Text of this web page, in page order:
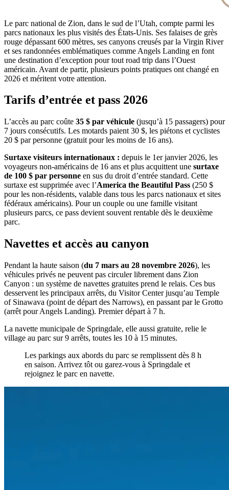
Le parc national de Zion, dans le sud de l’Utah, compte parmi les
parcs nationaux les plus visités des États-Unis. Ses falaises de grès
rouge dépassant 600 mètres, ses canyons creusés par la Virgin River
et ses randonnées emblématiques comme Angels Landing en font
une destination d’exception pour tout road trip dans l’Ouest
américain. Avant de partir, plusieurs points pratiques ont changé en
2026 et méritent votre attention.
Tarifs d’entrée et pass 2026
L’accès au parc coûte 35 $ par véhicule (jusqu’à 15 passagers) pour
7 jours consécutifs. Les motards paient 30 $, les piétons et cyclistes
20 $ par personne (gratuit pour les moins de 16 ans).
Surtaxe visiteurs internationaux : depuis le 1er janvier 2026, les
voyageurs non-américains de 16 ans et plus acquittent une surtaxe
de 100 $ par personne en sus du droit d’entrée standard. Cette
surtaxe est supprimée avec l’America the Beautiful Pass (250 $
pour les non-résidents, valable dans tous les parcs nationaux et sites
fédéraux américains). Pour un couple ou une famille visitant
plusieurs parcs, ce pass devient souvent rentable dès le deuxième
parc.
Navettes et accès au canyon
Pendant la haute saison (du 7 mars au 28 novembre 2026), les
véhicules privés ne peuvent pas circuler librement dans Zion
Canyon : un système de navettes gratuites prend le relais. Ces bus
desservent les principaux arrêts, du Visitor Center jusqu’au Temple
of Sinawava (point de départ des Narrows), en passant par le Grotto
(arrêt pour Angels Landing). Premier départ à 7 h.
La navette municipale de Springdale, elle aussi gratuite, relie le
village au parc sur 9 arrêts, toutes les 10 à 15 minutes.
Les parkings aux abords du parc se remplissent dès 8 h
en saison. Arrivez tôt ou garez-vous à Springdale et
rejoignez le parc en navette.